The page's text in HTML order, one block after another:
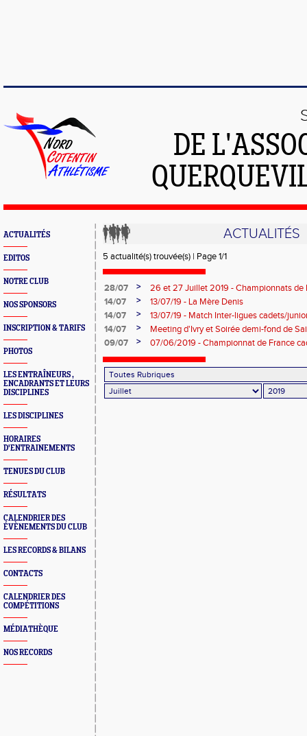
DE
ACTUALITÉS
EDITOS
NOTRE CLUB
NOS SPONSORS
INSCRIPTION & TARIFS
PHOTOS
LES ENTRAÎNEURS ,
ENCADRANTS ET LEURS
DISCIPLINES
LES DISCIPLINES
HORAIRES
D'ENTRAINEMENTS
TENUES DU CLUB
RÉSULTATS
CALENDRIER DES
ÉVÈNEMENTS DU CLUB
LES RECORDS & BILANS
CONTACTS
CALENDRIER DES
COMPÉTITIONS
MÉDIATHÈQUE
NOS RECORDS
ACTUALITÉS
5 actualité(s) trouvée(s) | Page 1/1
28/07 >
26 et 27 Juillet 2019 - Championnats de
14/07
>
13/07/19 - La Mère Denis
14/07
>
13/07/19 - Match Inter-ligues cadets/
14/07
>
Meeting d'Ivry et Soirée demi-fond de
09/07
> 07/06/2019 - Championnat de France